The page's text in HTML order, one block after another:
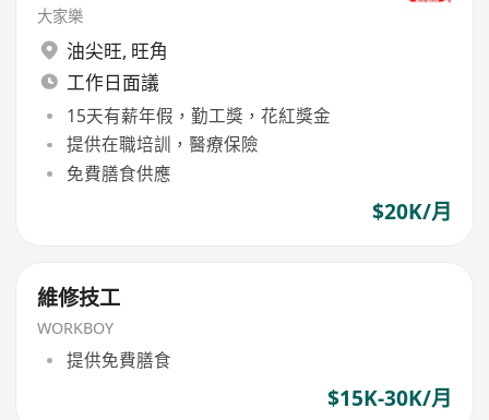
大家樂
油尖旺, 旺角
工作日面議
15天有薪年假，勤工獎，花紅獎金
提供在職培訓，醫療保險
免費膳食供應
$20K/月
維修技工
WORKBOY
提供免費膳食
$15K-30K/月